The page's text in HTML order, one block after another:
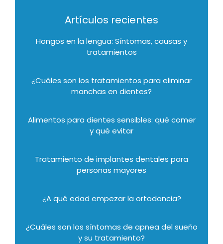
Artículos recientes
Hongos en la lengua: Síntomas, causas y
tratamientos
¿Cuáles son los tratamientos para eliminar
manchas en dientes?
Alimentos para dientes sensibles: qué comer
y qué evitar
Tratamiento de implantes dentales para
personas mayores
¿A qué edad empezar la ortodoncia?
¿Cuáles son los síntomas de apnea del sueño
y su tratamiento?